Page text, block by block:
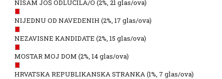
NISAM JOŠ ODLUČILA/O (2%, 21 glas/ova)
NIJEDNU OD NAVEDENIH (2%, 17 glas/ova)
NEZAVISNE KANDIDATE (2%, 15 glas/ova)
MOSTAR MOJ DOM (2%, 14 glas/ova)
HRVATSKA REPUBLIKANSKA STRANKA(1%, 7 glas/ova)